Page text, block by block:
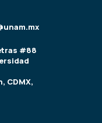
#88
CDMX,